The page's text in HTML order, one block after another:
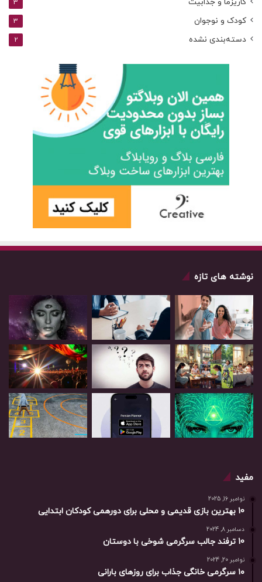
3
کودک و نوجوان 3
دسته‌بندی نشده 2
نوشته های تازه
مفید
نوامبر 16, 2025
10 بهترین بازی‌ قدیمی و محلی برای دورهمی کودکان ابتدایی
دسامبر 8, 2024
10 ترفند جالب سرگرمی شوخی با دوستان
نوامبر 20, 2024
۱۰ سرگرمی خانگی جذاب برای روزهای بارانی